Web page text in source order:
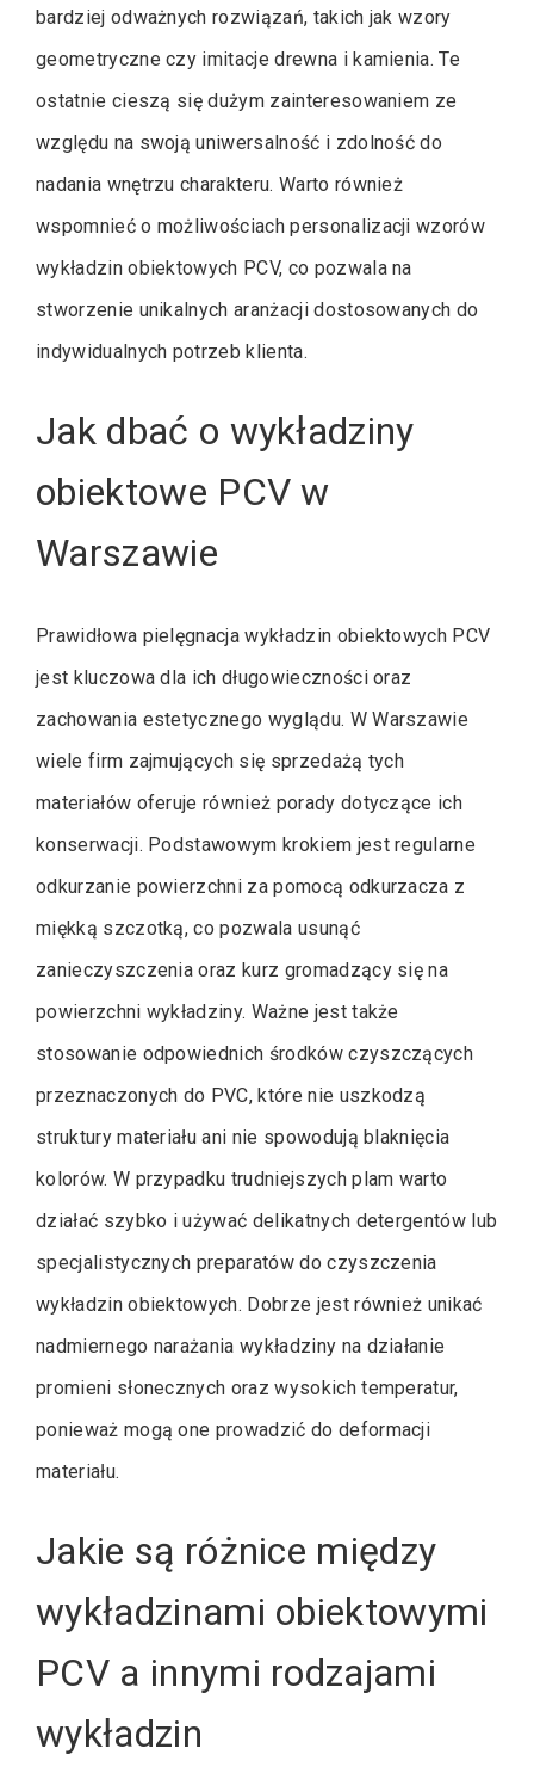
bardziej odważnych rozwiązań, takich jak wzory
geometryczne czy imitacje drewna i kamienia. Te
ostatnie cieszą się dużym zainteresowaniem ze
względu na swoją uniwersalność i zdolność do
nadania wnętrzu charakteru. Warto również
wspomnieć o możliwościach personalizacji wzorów
wykładzin obiektowych PCV, co pozwala na
stworzenie unikalnych aranżacji dostosowanych do
indywidualnych potrzeb klienta.
Jak dbać o wykładziny
obiektowe PCV w
Warszawie
Prawidłowa pielęgnacja wykładzin obiektowych PCV
jest kluczowa dla ich długowieczności oraz
zachowania estetycznego wyglądu. W Warszawie
wiele firm zajmujących się sprzedażą tych
materiałów oferuje również porady dotyczące ich
konserwacji. Podstawowym krokiem jest regularne
odkurzanie powierzchni za pomocą odkurzacza z
miękką szczotką, co pozwala usunąć
zanieczyszczenia oraz kurz gromadzący się na
powierzchni wykładziny. Ważne jest także
stosowanie odpowiednich środków czyszczących
przeznaczonych do PVC, które nie uszkodzą
struktury materiału ani nie spowodują blaknięcia
kolorów. W przypadku trudniejszych plam warto
działać szybko i używać delikatnych detergentów lub
specjalistycznych preparatów do czyszczenia
wykładzin obiektowych. Dobrze jest również unikać
nadmiernego narażania wykładziny na działanie
promieni słonecznych oraz wysokich temperatur,
ponieważ mogą one prowadzić do deformacji
materiału.
Jakie są różnice między
wykładzinami obiektowymi
PCV a innymi rodzajami
wykładzin